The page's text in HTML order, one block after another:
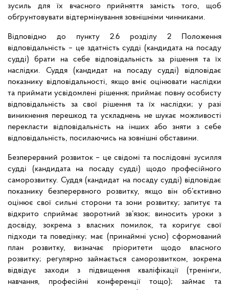
зусиль для їх вчасного прийняття замість того, щоб
обґрунтовувати відтермінування зовнішніми чинниками.
Відповідно до пункту 2.6 розділу 2 Положення
відповідальність – це здатність судді (кандидата на посаду
судді) брати на себе відповідальність за рішення та їх
наслідки. Суддя (кандидат на посаду судді) відповідає
показнику відповідальності, якщо вміє оцінювати наслідки
та приймати усвідомлені рішення; приймає повну особисту
відповідальність за свої рішення та їх наслідки; у разі
виникнення перешкод та ускладнень не шукає можливості
перекласти відповідальність на інших або зняти з себе
відповідальність, посилаючись на зовнішні обставини.
Безперервний розвиток – це свідомі та послідовні зусилля
судді (кандидата на посаду судді) щодо професійного
саморозвитку. Суддя (кандидат на посаду судді) відповідає
показнику безперервного розвитку, якщо він об’єктивно
оцінює свої сильні сторони та зони розвитку; запитує та
відкрито сприймає зворотний зв’язок; виносить уроки з
досвіду, зокрема з власних помилок, та коригує свої
підходи та поведінку; має (принаймні усно) сформований
план розвитку, визначає пріоритети щодо власного
розвитку; регулярно займається саморозвитком, зокрема
відвідує заходи з підвищення кваліфікації (тренінги,
навчання, професійні конференції тощо); займає та